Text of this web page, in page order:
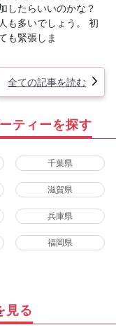
したらいいのかな？
も多いでしょう。 初
も緊張しま
全ての記事を読む
ティーを探す
千葉県
滋賀県
兵庫県
福岡県
見る